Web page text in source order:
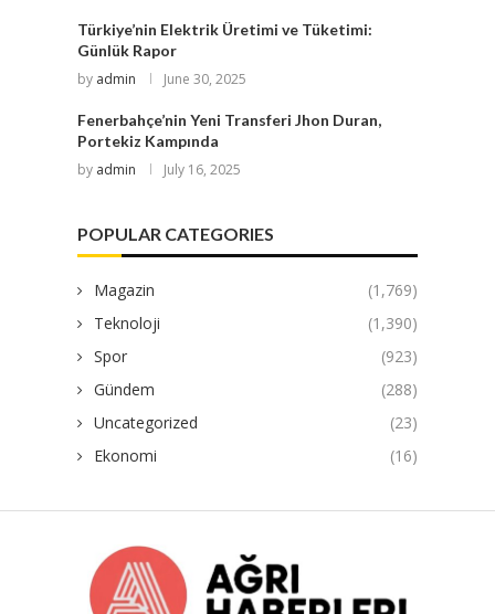
Türkiye’nin Elektrik Üretimi ve Tüketimi:
Günlük Rapor
by admin June 30, 2025
Fenerbahçe’nin Yeni Transferi Jhon Duran,
Portekiz Kampında
by admin July 16, 2025
POPULAR CATEGORIES
Magazin
(1,769)
Teknoloji
(1,390)
Spor
(923)
Gündem
(288)
Uncategorized
(23)
Ekonomi
(16)